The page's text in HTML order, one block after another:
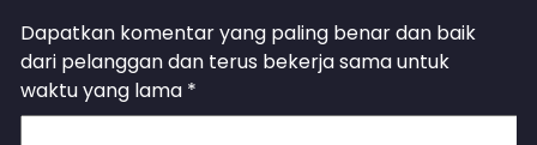
Dapatkan komentar yang paling benar dan baik
dari pelanggan dan terus bekerja sama untuk
waktu yang lama *